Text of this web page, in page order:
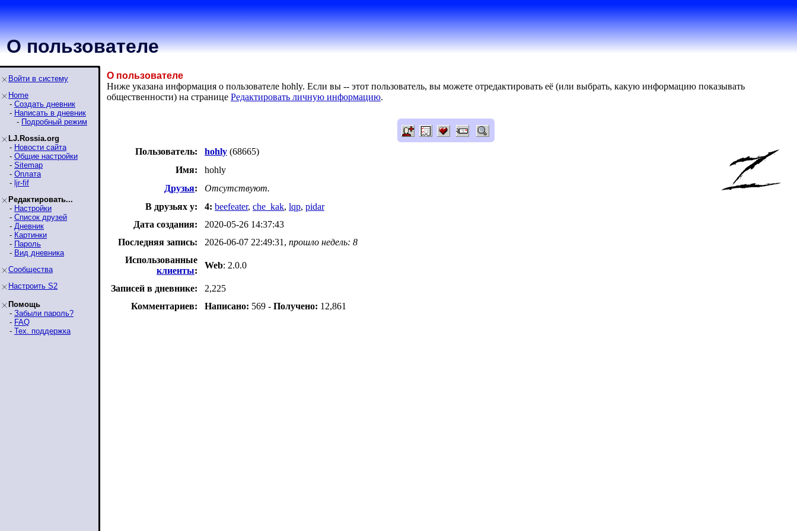
О пользователе
Войти в систему
Home
- Создать дневник
- Написать в дневник
- Подробный режим
LJ.Rossia.org
- Новости сайта
- Общие настройки
- Sitemap
- Оплата
- ljr-fif
Редактировать...
- Настройки
- Список друзей
- Дневник
- Картинки
- Пароль
- Вид дневника
Сообщества
Настроить S2
Помощь
- Забыли пароль?
- FAQ
- Тех. поддержка
О пользователе
Ниже указана информация о пользователе hohly. Если вы -- этот пользователь, вы можете отредактировать её (или выбрать, какую информацию показывать
общественности) на странице Редактировать личную информацию.
Пользователь: hohly (68665)
Имя:
hohly
Друзья:
Отсутствуют.
В друзьях у:
4: beefeater, che_kak, lqp, pidar
Дата создания:
2020-05-26 14:37:43
Последняя запись:
2026-06-07 22:49:31, прошло недель: 8
Использованные
клиенты:
Web: 2.0.0
Записей в дневнике:
2,225
Комментариев:
Написано: 569 - Получено: 12,861